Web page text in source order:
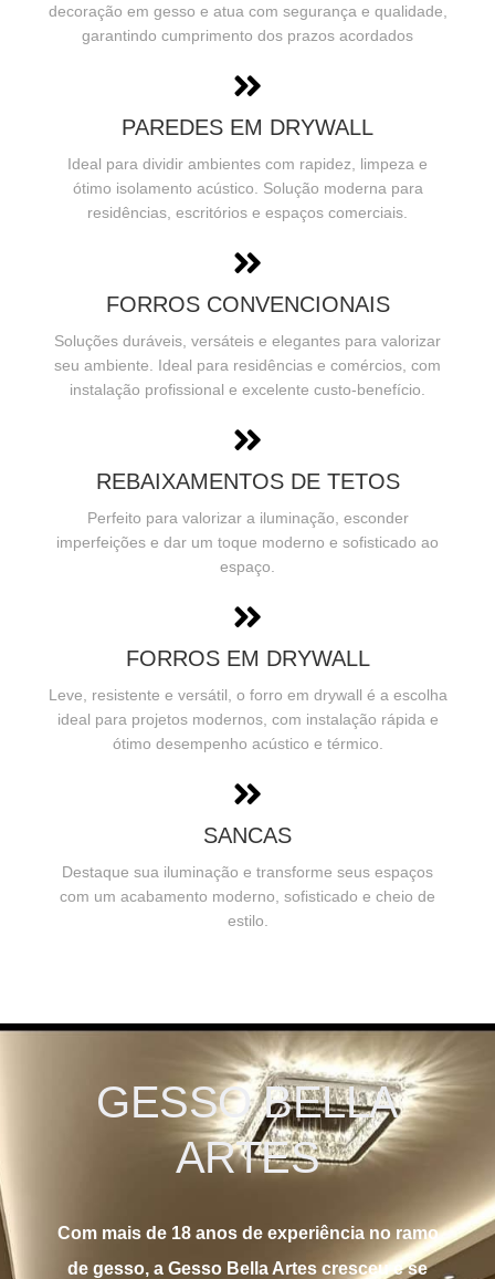
decoração em gesso e atua com segurança e qualidade,
garantindo cumprimento dos prazos acordados
PAREDES EM DRYWALL
Ideal para dividir ambientes com rapidez, limpeza e
ótimo isolamento acústico. Solução moderna para
residências, escritórios e espaços comerciais.
FORROS CONVENCIONAIS
Soluções duráveis, versáteis e elegantes para valorizar
seu ambiente. Ideal para residências e comércios, com
instalação profissional e excelente custo-benefício.
REBAIXAMENTOS DE TETOS
Perfeito para valorizar a iluminação, esconder
imperfeições e dar um toque moderno e sofisticado ao
espaço.
FORROS EM DRYWALL
Leve, resistente e versátil, o forro em drywall é a escolha
ideal para projetos modernos, com instalação rápida e
ótimo desempenho acústico e térmico.
SANCAS
Destaque sua iluminação e transforme seus espaços
com um acabamento moderno, sofisticado e cheio de
estilo.
GESSO BELLA
ARTES
Com mais de 18 anos de experiência no ramo
de gesso, a Gesso Bella Artes cresceu e se